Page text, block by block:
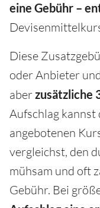
eine Gebühr –
Diese
oder Anbieter
aberzusätzliche
Aufschlag kannst
angebotenen
vergleichst, den
mühsam und oft
Gebühr. Bei